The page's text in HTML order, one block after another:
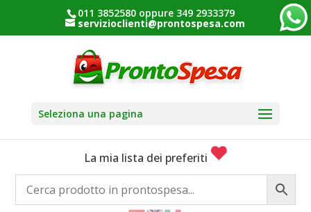
011 3852580 oppure 349 2933379
servizioclienti@prontospesa.com
Seleziona una pagina
La mia lista dei preferiti